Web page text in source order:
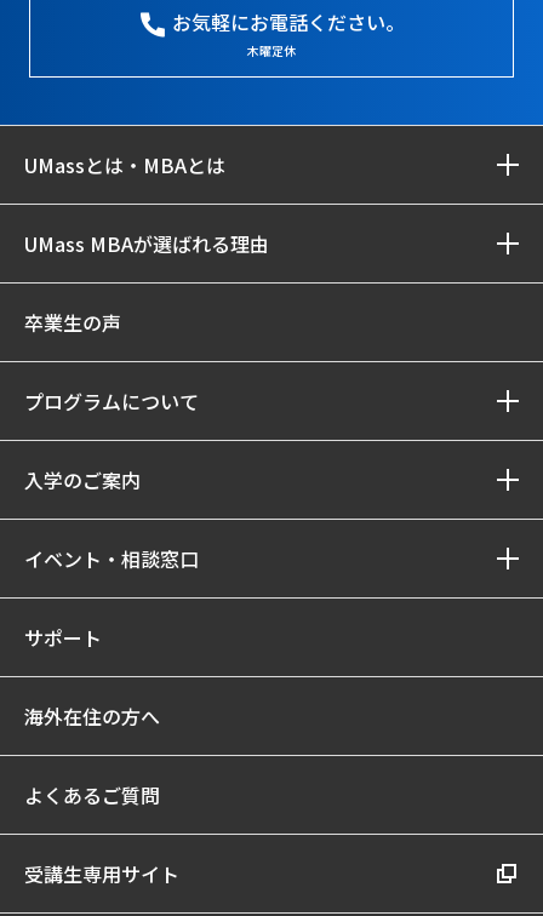
お気軽にお電話ください。
木曜定休
UMassとは・MBAとは
UMass MBAが選ばれる理由
卒業生の声
プログラムについて
入学のご案内
イベント・相談窓口
サポート
海外在住の方へ
よくあるご質問
受講生専用サイト